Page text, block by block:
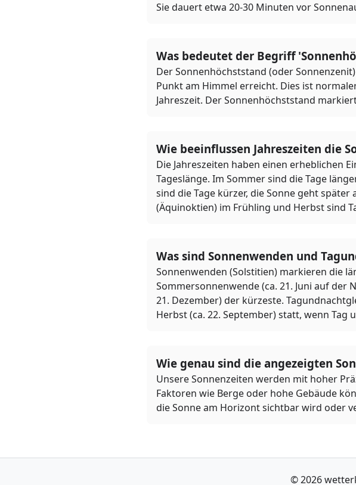
Sie dauert etwa 20-30 Minuten vor
Was bedeutet der Begriff
Der Sonnenhöchststand (oder
Punkt am Himmel erreicht. Dies ist
Jahreszeit. Der Sonnenhöchststand
Wie beeinflussen Jahreszeiten die
Die Jahreszeiten haben einen erheblichen
Tageslänge. Im Sommer sind die Tage
sind die Tage kürzer, die Sonne geht
(Äquinoktien) im Frühling und Herbst sind
Was sind Sonnenwenden und
Sonnenwenden (Solstitien) markieren die
Sommersonnenwende (ca. 21. Juni auf der
21. Dezember) der kürzeste.
Herbst (ca. 22. September) statt, wenn Tag
Wie genau sind die angezeigten
Unsere Sonnenzeiten werden mit hoher
Faktoren wie Berge oder hohe Gebäude
die Sonne am Horizont sichtbar wird oder
© 2026